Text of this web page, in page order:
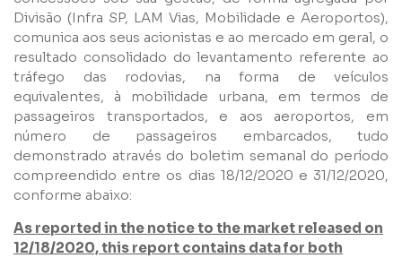
Divisão (Infra SP, LAM Vias, Mobilidade e Aeroportos),
comunica aos seus acionistas e ao mercado em geral, o
resultado consolidado do levantamento referente ao
tráfego das rodovias, na forma de veículos
equivalentes, à mobilidade urbana, em termos de
passageiros transportados, e aos aeroportos, em
número de passageiros embarcados, tudo
demonstrado através do boletim semanal do período
compreendido entre os dias 18/12/2020 e 31/12/2020,
conforme abaixo:
As reported in the notice to the market released on
12/18/2020, this report contains data for both
Nome
E-mail